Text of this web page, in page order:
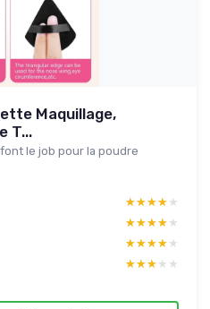
Maquillage,
T...
le job pour la poudre
★★★★★
★★★★★
★★★★★
★★★★★
★★★★★
★★★★★
★★★★★
★★★★★